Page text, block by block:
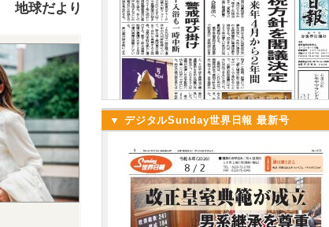
地球だより
▼ デジタルSunday世界日報 最新号